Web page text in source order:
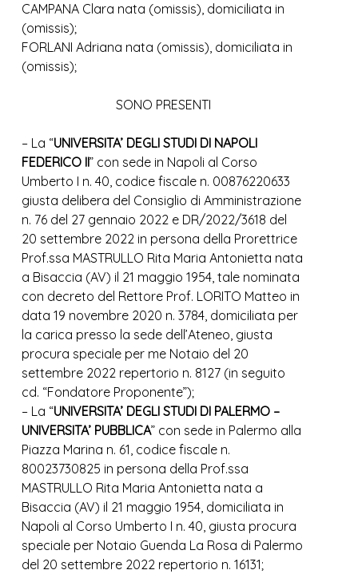
CAMPANA Clara nata (omissis), domiciliata in
(omissis);
FORLANI Adriana nata (omissis), domiciliata in
(omissis);
SONO PRESENTI
– La “UNIVERSITA’ DEGLI STUDI DI NAPOLI
FEDERICO II” con sede in Napoli al Corso
Umberto I n. 40, codice fiscale n. 00876220633
giusta delibera del Consiglio di Amministrazione
n. 76 del 27 gennaio 2022 e DR/2022/3618 del
20 settembre 2022 in persona della Prorettrice
Prof.ssa MASTRULLO Rita Maria Antonietta nata
a Bisaccia (AV) il 21 maggio 1954, tale nominata
con decreto del Rettore Prof. LORITO Matteo in
data 19 novembre 2020 n. 3784, domiciliata per
la carica presso la sede dell’Ateneo, giusta
procura speciale per me Notaio del 20
settembre 2022 repertorio n. 8127 (in seguito
cd. “Fondatore Proponente”);
– La “UNIVERSITA’ DEGLI STUDI DI PALERMO –
UNIVERSITA’ PUBBLICA” con sede in Palermo alla
Piazza Marina n. 61, codice fiscale n.
80023730825 in persona della Prof.ssa
MASTRULLO Rita Maria Antonietta nata a
Bisaccia (AV) il 21 maggio 1954, domiciliata in
Napoli al Corso Umberto I n. 40, giusta procura
speciale per Notaio Guenda La Rosa di Palermo
del 20 settembre 2022 repertorio n. 16131;